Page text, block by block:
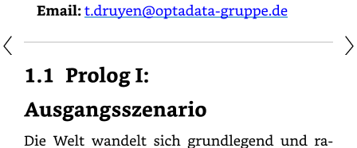
Email: t.druyen@ optadata-
1.1 Prolog
I:
Ausgangsszenario
Die Welt sich grundlegend